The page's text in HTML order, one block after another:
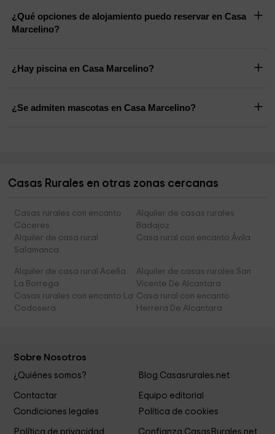
¿Qué opciones de alojamiento puedo reservar en Casa
Marcelino?
¿Hay piscina en Casa Marcelino?
¿Se admiten mascotas en Casa Marcelino?
Casas Rurales en otras zonas cercanas
Casas rurales con encanto
Cáceres
Alquiler de casas rurales
Badajoz
Alquiler de casa rural
Salamanca
Casa rural con encanto Ávila
Alquiler de casa rural Aceña
La Borrega
Alquiler de casas rurales San
Vicente De Alcantara
Casas rurales con encanto La
Codosera
Casa rural con encanto
Herrera De Alcantara
Sobre Nosotros
¿Quiénes somos? Blog Casasrurales.net
Contactar
Equipo editorial
Condiciones legales
Política de cookies
Política de privacidad Confianza CasasRurales.net